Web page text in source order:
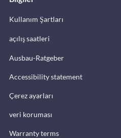
Kullanım Şartları
açılış saatleri
Ausbau-Ratgeber
Accessibility statement
Çerez ayarları
veri koruması
Warranty terms